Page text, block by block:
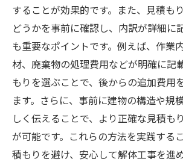
することが効果的です。また、見積も
どうかを事前に確認し、内訳が詳細に
も重要なポイントです。例えば、作業
材、廃棄物の処理費用などが明確に記
もりを選ぶことで、後からの追加費用
ます。さらに、事前に建物の構造や規
しく伝えることで、より正確な見積も
が可能です。これらの方法を実践する
積もりを避け、安心して解体工事を進